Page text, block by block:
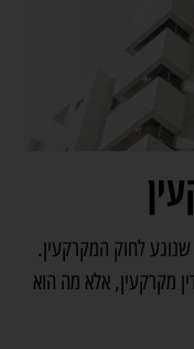
לחוק המקרקעין.
מקרקעין, אלא מה הוא